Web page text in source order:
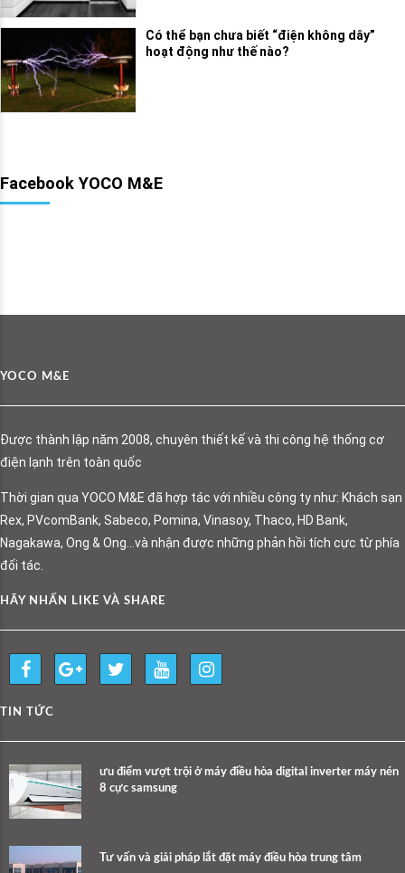
Có thể bạn chưa biết “điện không dây”
hoạt động như thế nào?
Facebook YOCO M&E
YOCO M&E
Được thành lập năm 2008, chuyên thiết kế và thi công hệ thống cơ
điện lạnh trên toàn quốc
Thời gian qua YOCO M&E đã hợp tác với nhiều công ty như: Khách sạn
Rex, PVcomBank, Sabeco, Pomina, Vinasoy, Thaco, HD Bank,
Nagakawa, Ong & Ong…và nhận được những phản hồi tích cực từ phía
đối tác.
HÃY NHẤN LIKE VÀ SHARE
TIN TỨC
ưu điểm vượt trội ở máy điều hòa digital inverter máy nén
8 cực samsung
Tư vấn và giải pháp lắt đặt máy điều hòa trung tâm